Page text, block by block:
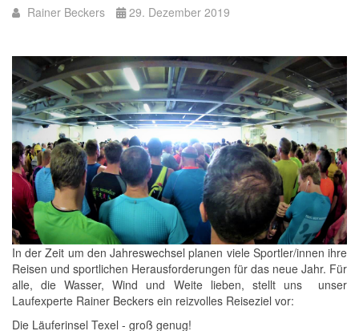
Rainer Beckers 29. Dezember 2019
In der Zeit um den Jahreswechsel planen viele Sportler/innen ihre
Reisen und sportlichen Herausforderungen für das neue Jahr. Für
alle, die Wasser, Wind und Weite lieben, stellt uns unser
Laufexperte Rainer Beckers ein reizvolles Reiseziel vor:
Die Läuferinsel Texel - groß genug!